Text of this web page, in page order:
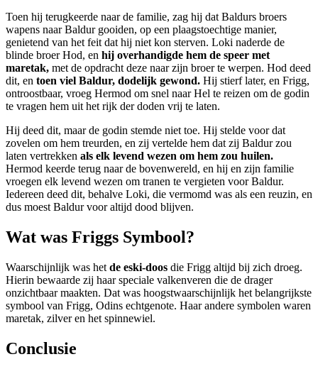
Toen hij terugkeerde naar de familie, zag hij dat Baldurs broers
wapens naar Baldur gooiden, op een plaagstoechtige manier,
genietend van het feit dat hij niet kon sterven. Loki naderde de
blinde broer Hod, en hij overhandigde hem de speer met
maretak, met de opdracht deze naar zijn broer te werpen. Hod deed
dit, en toen viel Baldur, dodelijk gewond. Hij stierf later, en Frigg,
ontroostbaar, vroeg Hermod om snel naar Hel te reizen om de godin
te vragen hem uit het rijk der doden vrij te laten.
Hij deed dit, maar de godin stemde niet toe. Hij stelde voor dat
zovelen om hem treurden, en zij vertelde hem dat zij Baldur zou
laten vertrekken als elk levend wezen om hem zou huilen.
Hermod keerde terug naar de bovenwereld, en hij en zijn familie
vroegen elk levend wezen om tranen te vergieten voor Baldur.
Iedereen deed dit, behalve Loki, die vermomd was als een reuzin, en
dus moest Baldur voor altijd dood blijven.
Wat was Friggs Symbool?
Waarschijnlijk was het de eski-doos die Frigg altijd bij zich droeg.
Hierin bewaarde zij haar speciale valkenveren die de drager
onzichtbaar maakten. Dat was hoogstwaarschijnlijk het belangrijkste
symbool van Frigg, Odins echtgenote. Haar andere symbolen waren
maretak, zilver en het spinnewiel.
Conclusie